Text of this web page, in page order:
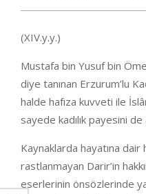
(XIV.y.y.)
Mustafa bin Yusuf bin
diye tanınan Erzurum’lu
halde hafıza kuvveti ile
sayede kadılık payesini de
Kaynaklarda hayatına
rastlanmayan Darir’in
eserlerinin önsözlerinde